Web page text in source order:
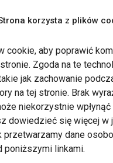
korzysta z plików
cookie, aby poprawić
Zgoda na te
jak zachowanie
na tej stronie. Brak
niekorzystnie
dowiedzieć się więcej w
przetwarzamy dane
poniższymi linkami.